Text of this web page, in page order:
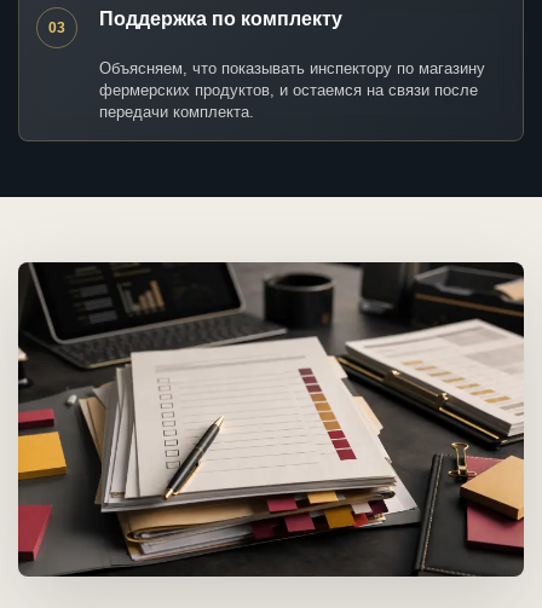
03 Поддержка по комплекту
Объясняем, что показывать инспектору по магазину
фермерских продуктов, и остаемся на связи после
передачи комплекта.